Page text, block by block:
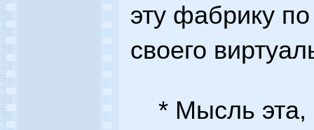
эту фабрику
своего
* Мысль эта,